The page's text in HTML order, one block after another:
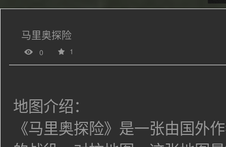
马里奥探险
0 1
地图介绍：
《马里奥探险》是一张由国外